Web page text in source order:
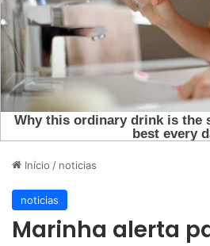
Início / noticias
noticias
Marinha alerta